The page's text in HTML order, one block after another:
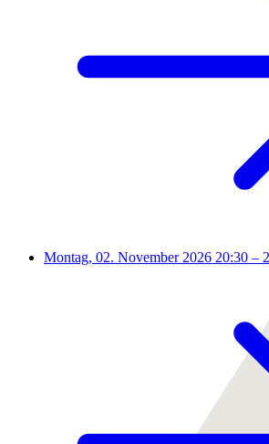
Montag, 02. November 2026 20:30 –